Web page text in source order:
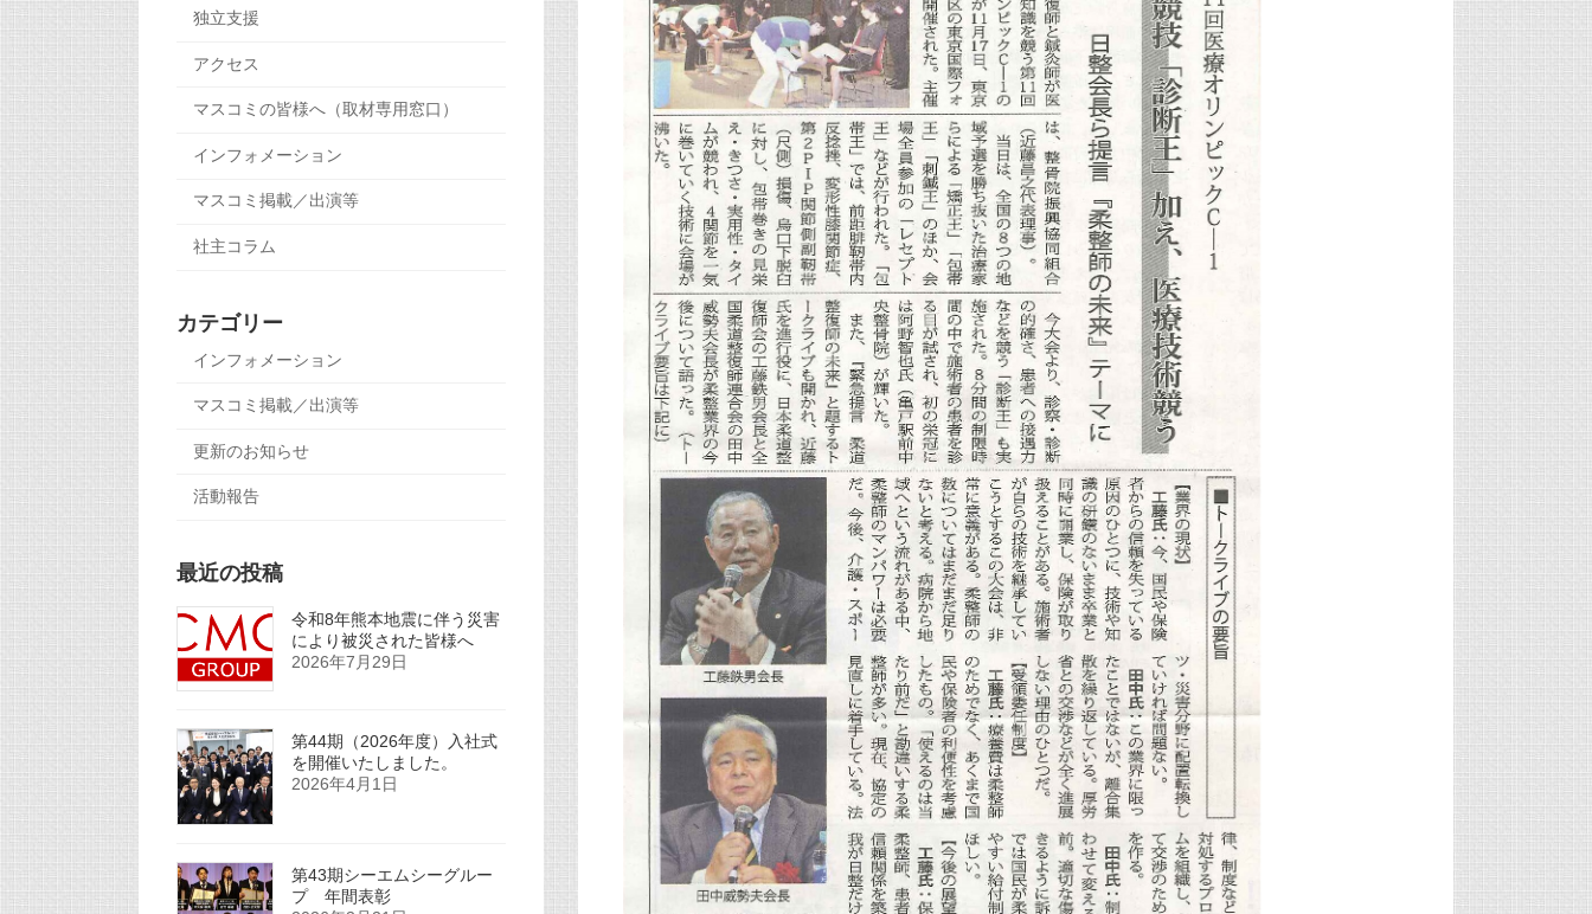
独立支援
アクセス
マスコミの皆様へ（取材専用窓口）
インフォメーション
マスコミ掲載／出演等
社主コラム
カテゴリー
インフォメーション
マスコミ掲載／出演等
更新のお知らせ
活動報告
最近の投稿
令和8年熊本地震に伴う災害
により被災された皆様へ
2026年7月29日
第44期（2026年度）入社式
を開催いたしました。
2026年4月1日
第43期シーエムシーグルー
プ 年間表彰